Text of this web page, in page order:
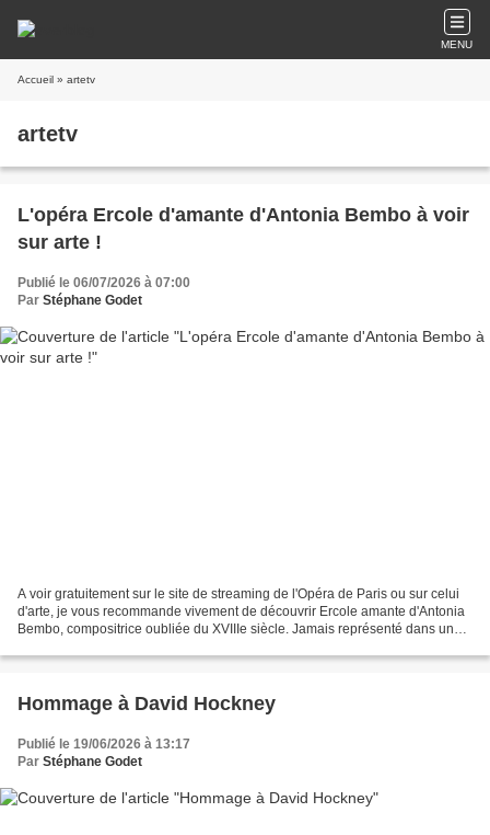
MENU
Accueil » artetv
artetv
L'opéra Ercole d'amante d'Antonia Bembo à voir
sur arte !
Publié le 06/07/2026 à 07:00
Par Stéphane Godet
A voir gratuitement sur le site de streaming de l'Opéra de Paris ou sur celui
d'arte, je vous recommande vivement de découvrir Ercole amante d'Antonia
Bembo, compositrice oubliée du XVIIIe siècle. Jamais représenté dans une
Hommage à David Hockney
Publié le 19/06/2026 à 13:17
Par Stéphane Godet